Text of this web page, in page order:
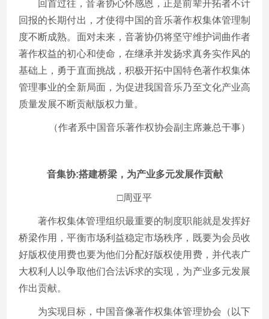
回首过往，音著协心怀感恩，正是前辈开拓者不计
回报的长期付出，才使得中国的音乐著作权集体管理制
度不断成熟。面对未来，音著协仍将坚守维护词曲作者
著作权益的初心和使命，在继承并发扬求真务实作风的
基础上，勇于直面挑战，积极开拓中国特色著作权集体
管理事业的全新局面，为促进我国音乐乃至文化产业高
质量发展不断贡献版权力量。
（作者系中国音乐著作权协会副主席兼总干事）
音集协:搭建桥梁，为产业多元发展作贡献
□周亚平
著作权集体管理组织最重要的制度职能就是发挥好
桥梁作用，平衡市场利益稳定市场秩序，既要为会员收
好版权使用费也要为他们分配好版权使用费，并代表广
大权利人以争取他们合法诉求的实现，为产业多元发展
作出贡献。
为实现目标，中国音像著作权集体管理协会（以下